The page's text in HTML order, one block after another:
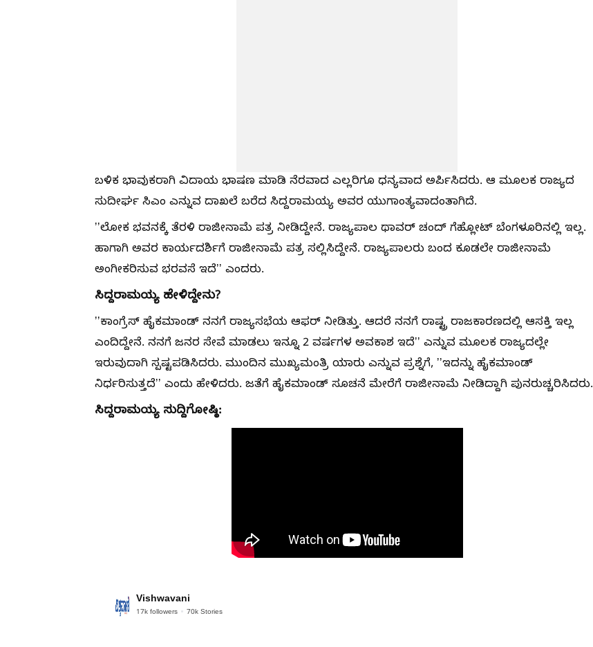
ಬಳಿಕ ಭಾವುಕರಾಗಿ ವಿದಾಯ ಭಾಷಣ ಮಾಡಿ ನೆರವಾದ ಎಲ್ಲರಿಗೂ ಧನ್ಯವಾದ ಅರ್ಪಿಸಿದರು. ಆ ಮೂಲಕ ರಾಜ್ಯದ
ಸುದೀರ್ಘ ಸಿಎಂ ಎನ್ನುವ ದಾಖಲೆ ಬರೆದ ಸಿದ್ದರಾಮಯ್ಯ ಅವರ ಯುಗಾಂತ್ಯವಾದಂತಾಗಿದೆ.
ʼʼಲೋಕ ಭವನಕ್ಕೆ ತೆರಳಿ ರಾಜೀನಾಮೆ ಪತ್ರ ನೀಡಿದ್ದೇನೆ. ರಾಜ್ಯಪಾಲ ಥಾವರ್​ ಚಂದ್​ ಗೆಹ್ಲೋಟ್​ ಬೆಂಗಳೂರಿನಲ್ಲಿ ಇಲ್ಲ.
ಹಾಗಾಗಿ ಅವರ ಕಾರ್ಯದರ್ಶಿಗೆ ರಾಜೀನಾಮೆ ಪತ್ರ ಸಲ್ಲಿಸಿದ್ದೇನೆ. ರಾಜ್ಯಪಾಲರು ಬಂದ ಕೂಡಲೇ ರಾಜೀನಾಮೆ
ಅಂಗೀಕರಿಸುವ ಭರವಸೆ ಇದೆʼʼ ಎಂದರು.
ಸಿದ್ದರಾಮಯ್ಯ ಹೇಳಿದ್ದೇನು?
ʼʼಕಾಂಗ್ರೆಸ್‌ ಹೈಕಮಾಂಡ್‌ ನನಗೆ ರಾಜ್ಯಸಭೆಯ ಆಫರ್‌ ನೀಡಿತ್ತು. ಆದರೆ ನನಗೆ ರಾಷ್ಟ್ರ ರಾಜಕಾರಣದಲ್ಲಿ ಆಸಕ್ತಿ ಇಲ್ಲ
ಎಂದಿದ್ದೇನೆ. ನನಗೆ ಜನರ ಸೇವೆ ಮಾಡಲು ಇನ್ನೂ 2 ವರ್ಷಗಳ ಅವಕಾಶ ಇದೆʼʼ ಎನ್ನುವ ಮೂಲಕ ರಾಜ್ಯದಲ್ಲೇ
ಇರುವುದಾಗಿ ಸ್ಪಷ್ಟಪಡಿಸಿದರು. ಮುಂದಿನ ಮುಖ್ಯಮಂತ್ರಿ ಯಾರು ಎನ್ನುವ ಪ್ರಶ್ನೆಗೆ, ʼʼಇದನ್ನು ಹೈಕಮಾಂಡ್‌
ನಿರ್ಧರಿಸುತ್ತದೆʼʼ ಎಂದು ಹೇಳಿದರು. ಜತೆಗೆ ಹೈಕಮಾಂಡ್‌ ಸೂಚನೆ ಮೇರೆಗೆ ರಾಜೀನಾಮೆ ನೀಡಿದ್ದಾಗಿ ಪುನರುಚ್ಚರಿಸಿದರು.
ಸಿದ್ದರಾಮಯ್ಯ ಸುದ್ದಿಗೋಷ್ಠಿ:
Vishwavani
17k followers 70k Stories